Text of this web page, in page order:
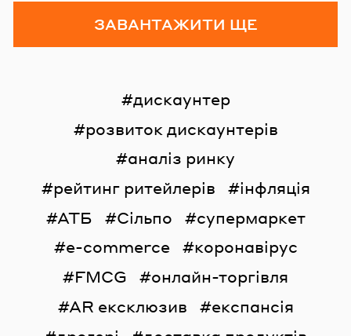
ЗАВАНТАЖИТИ ЩЕ
дискаунтер
розвиток дискаунтерів
аналіз ринку
рейтинг ритейлерів
інфляція
АТБ
Сільпо
супермаркет
e-commerce
коронавірус
FMCG
онлайн-торгівля
AR ексклюзив
експансія